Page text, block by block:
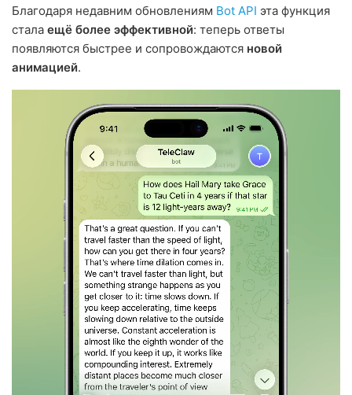
Благодаря недавним обновлениям Bot API эта функция
стала ещё более эффективной: теперь ответы
появляются быстрее и сопровождаются новой
анимацией.